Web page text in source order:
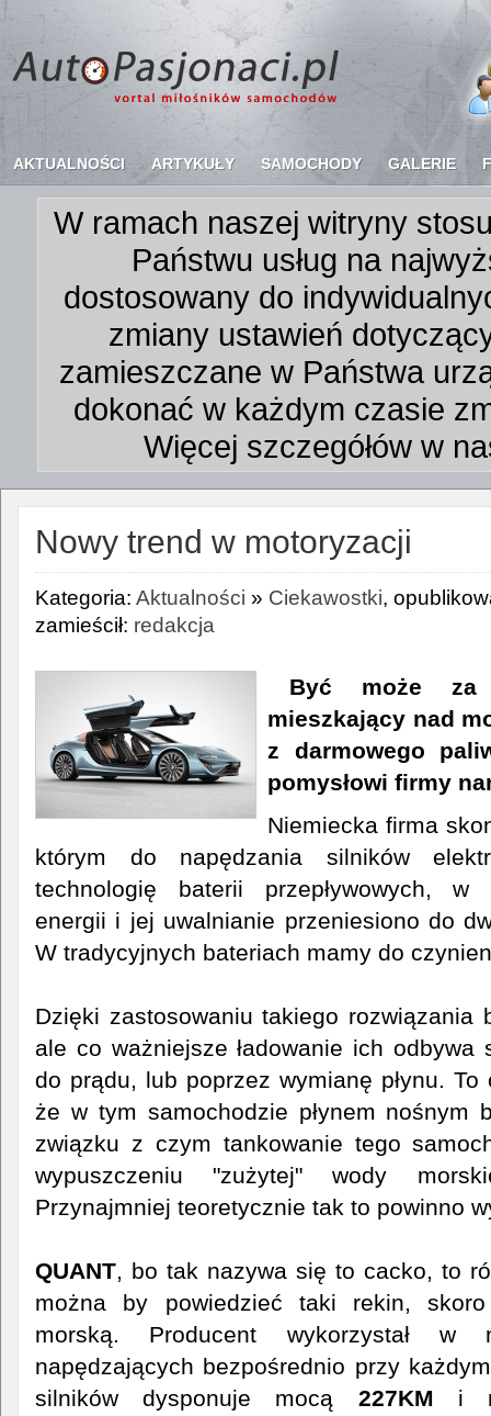
AKTUALNOŚCI ARTYKUŁY SAMOCHODY GALERIE
W ramach naszej witryny
Państwu usług na
dostosowany do
zmiany ustawień
zamieszczane w Państwa
dokonać w każdym czasie
Więcej szczegółów w
Nowy trend w motoryzacji
Kategoria: Aktualności » Ciekawostki,
zamieścił: redakcja
Być może
mieszkający nad
z darmowego
pomysłowi firmy
Niemiecka firma
którym do napędzania silników
technologię baterii przepływowych, w
energii i jej uwalnianie przeniesiono do
W tradycyjnych bateriach mamy do
Dzięki zastosowaniu takiego rozwiązania
ale co ważniejsze ładowanie ich odbywa
do prądu, lub poprzez wymianę płynu.
że w tym samochodzie płynem nośnym
związku z czym tankowanie tego
wypuszczeniu "zużytej" wody
Przynajmniej teoretycznie tak to powinno
QUANT, bo tak nazywa się to cacko, to
można by powiedzieć taki rekin,
morską. Producent wykorzystał w
napędzających bezpośrednio przy
silników dysponuje mocą 227KM i